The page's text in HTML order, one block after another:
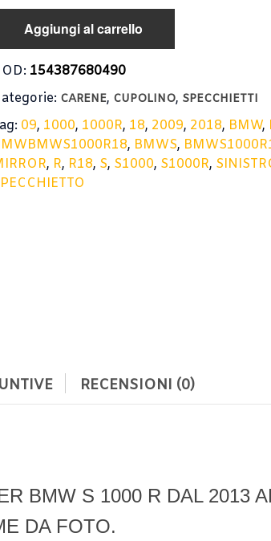
Aggiungi al carrello
154387680490
CARENE, CUPOLINO, SPECCHIETTI
09, 1000, 1000R, 18, 2009, 2018, BMW,
, BMWS,
, R, R18, S, S1000, S1000R,
RECENSIONI (0)
BMW S 1000 R DAL 2013
DA FOTO.